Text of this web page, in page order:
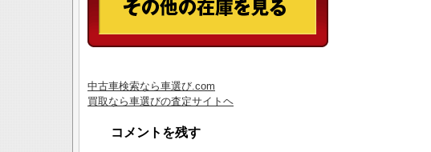
中古車検索なら車選び.com
買取なら車選びの査定サイトヘ
コメントを残す